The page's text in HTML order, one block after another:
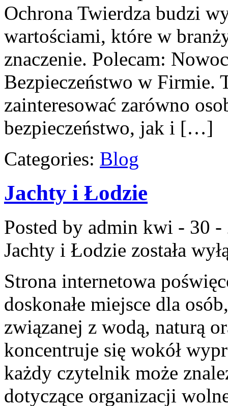
Ochrona Twierdza budzi
wartościami, które w
znaczenie. Polecam:
Bezpieczeństwo w Firmie.
zainteresować zarówno
bezpieczeństwo, jak i […]
Categories: Blog
Jachty i Łodzie
Posted by admin kwi - 30 -
Jachty i Łodzie została
Strona internetowa
doskonałe miejsce dla
związanej z wodą, naturą
koncentruje się wokół
każdy czytelnik może
dotyczące organizacji